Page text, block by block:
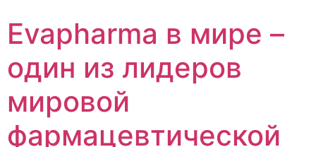
содержимому
Evapharma в мире –
один из лидеров
мировой
фармацевтической